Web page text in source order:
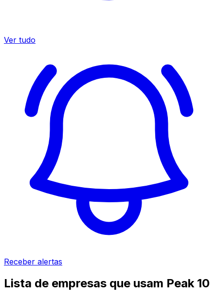
Ver tudo
Receber alertas
Lista de empresas que usam Peak 10